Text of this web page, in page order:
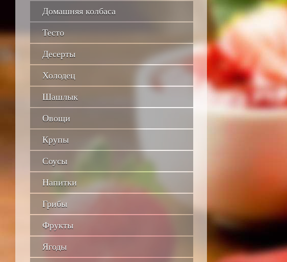
Домашняя колбаса
Тесто
Десерты
Холодец
Шашлык
Овощи
Крупы
Соусы
Напитки
Грибы
Фрукты
Ягоды